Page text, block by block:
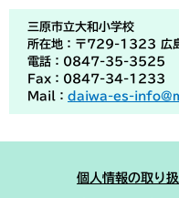
三原市立大和小学校
所在地：〒729-1323 広
電話：0847-35-3525
Fax：0847-34-1233
Mail： daiwa-es-
個人情報の取り